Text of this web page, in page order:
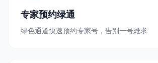
专家预约绿通
绿色通道快速预约专家号，告别一号难求